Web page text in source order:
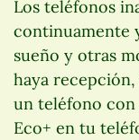
Los teléfonos
continuamente
sueño y otras
haya
un teléfono con
Eco+ en tu